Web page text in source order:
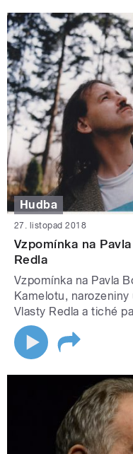
Hudba
27. listopad 2018
Vzpomínka na
Redla
Vzpomínka na Pavla
Kamelotu,
Vlasty Redla a tiché